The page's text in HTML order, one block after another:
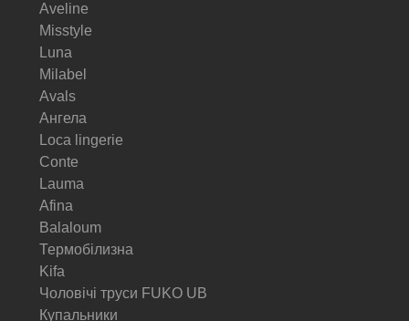
Aveline
Misstyle
Luna
Milabel
Avals
Ангела
Loca lingerie
Conte
Lauma
Afina
Balaloum
Термобілизна
Kifa
Чоловічі труси FUKO UB
Купальники